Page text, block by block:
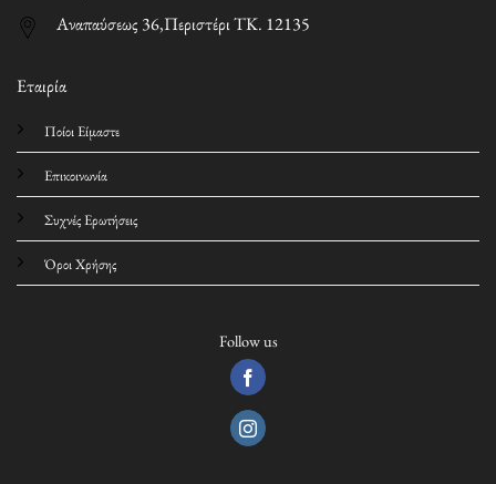
Εταιρία
Ποίοι Είμαστε
Επικοινωνία
Συχνές Ερωτήσεις
Όροι Χρήσης
Follow us
Αναπαύσεως 36,Περιστέρι ΤΚ. 12135